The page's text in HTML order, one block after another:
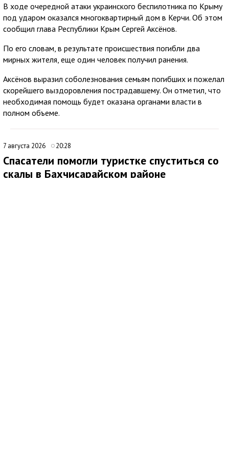
В ходе очередной атаки украинского беспилотника по Крыму
под ударом оказался многоквартирный дом в Керчи. Об этом
сообщил глава Республики Крым Сергей Аксёнов.
По его словам, в результате происшествия погибли два
мирных жителя, еще один человек получил ранения.
Аксёнов выразил соболезнования семьям погибших и пожелал
скорейшего выздоровления пострадавшему. Он отметил, что
необходимая помощь будет оказана органами власти в
полном объеме.
7 августа 2026 20:28
Спасатели помогли туристке спуститься со
скалы в Бахчисарайском районе